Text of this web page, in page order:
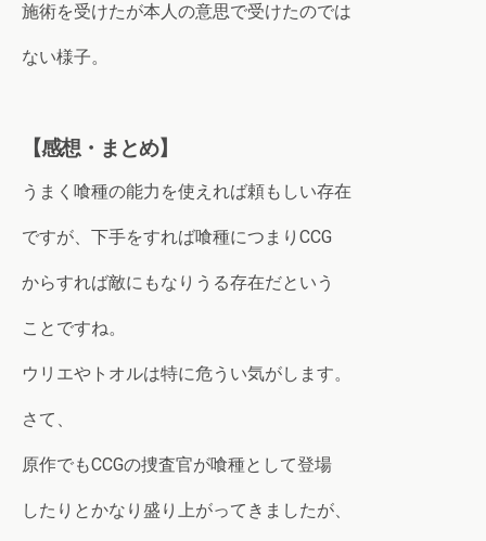
施術を受けたが本人の意思で受けたのでは
ない様子。
【感想・まとめ】
うまく喰種の能力を使えれば頼もしい存在
ですが、下手をすれば喰種につまりCCG
からすれば敵にもなりうる存在だという
ことですね。
ウリエやトオルは特に危うい気がします。
さて、
原作でもCCGの捜査官が喰種として登場
したりとかなり盛り上がってきましたが、